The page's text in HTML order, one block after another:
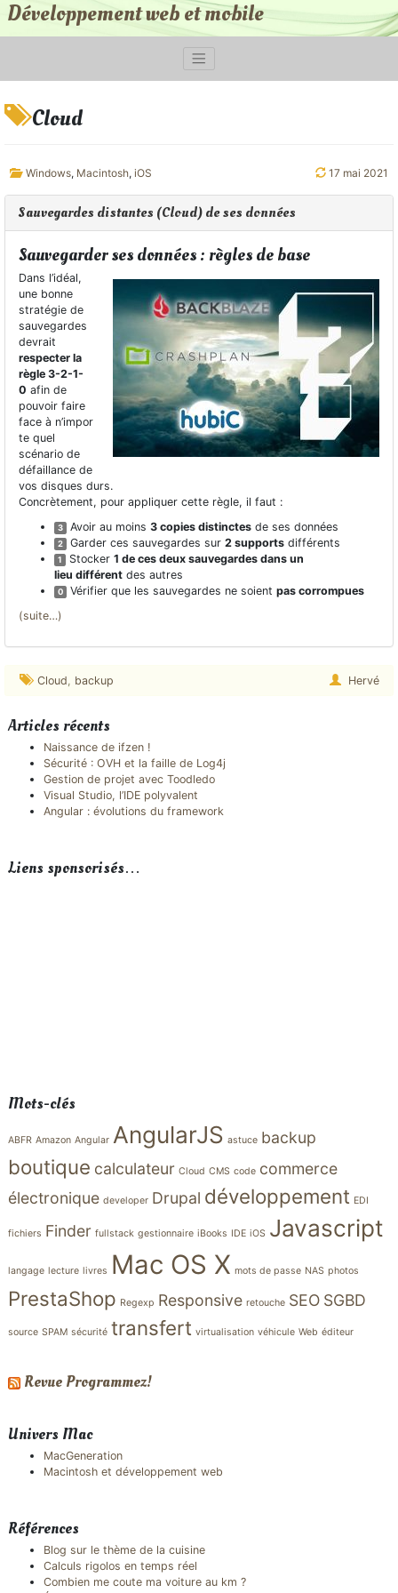
Développement web et mobile
Cloud
Windows, Macintosh, iOS 17 mai 2021
Sauvegardes distantes (Cloud) de ses données
Sauvegarder ses données : règles de base
Dans l’idéal,
une bonne
stratégie de
sauvegardes
devrait
respecter la
règle 3-2-1-
0 afin de
pouvoir faire
face à n’impor
te quel
scénario de
défaillance de
vos disques durs.
Concrètement, pour appliquer cette règle, il faut :
3 Avoir au moins 3 copies distinctesde ses données
2 Garder ces sauvegardes sur 2 supportsdifférents
1 Stocker 1 de ces deux sauvegardes dans un
lieu différent des autres
0 Vérifier que les sauvegardes ne soient pas corrompues
(suite…)
Cloud backup Hervé
Articles récents
Naissance de ifzen !
Sécurité : OVH et la faille de Log4j
Gestion de projet avec Toodledo
Visual Studio, l’IDE polyvalent
Angular : évolutions du framework
Liens sponsorisés…
Mots-clés
ABFR Amazon Angular AngularJS astuce backup
boutique calculateur Cloud CMS code commerce
électronique developer Drupal développement EDI
fichiers Finder fullstack gestionnaire iBooks IDE iOS Javascript
langage lecture livres Mac OS X mots de passe NAS photos
PrestaShop Regexp Responsive retouche SEO SGBD
source SPAM sécurité transfert virtualisation véhicule Web éditeur
Revue Programmez!
Univers Mac
MacGeneration
Macintosh et développement web
Références
Blog sur le thème de la cuisine
Calculs rigolos en temps réel
Combien me coute ma voiture au km ?